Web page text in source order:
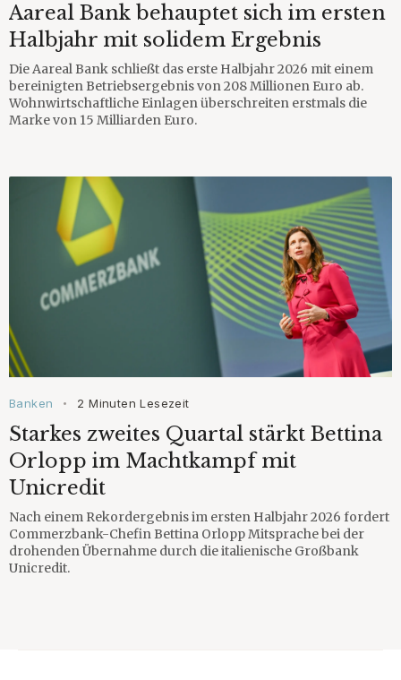
Aareal Bank behauptet sich im ersten
Halbjahr mit solidem Ergebnis
Die Aareal Bank schließt das erste Halbjahr 2026 mit einem
bereinigten Betriebsergebnis von 208 Millionen Euro ab.
Wohnwirtschaftliche Einlagen überschreiten erstmals die
Marke von 15 Milliarden Euro.
Banken • 2 Minuten Lesezeit
Starkes zweites Quartal stärkt Bettina
Orlopp im Machtkampf mit
Unicredit
Nach einem Rekordergebnis im ersten Halbjahr 2026 fordert
Commerzbank-Chefin Bettina Orlopp Mitsprache bei der
drohenden Übernahme durch die italienische Großbank
Unicredit.